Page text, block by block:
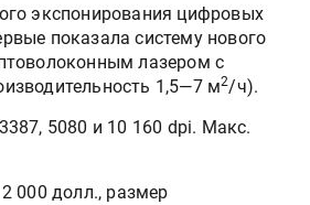
экспонирования цифровых
показала систему нового
лазером с
1,5—7 м2/ч).
5080 и 10 160 dpi. Макс.
000 долл., размер